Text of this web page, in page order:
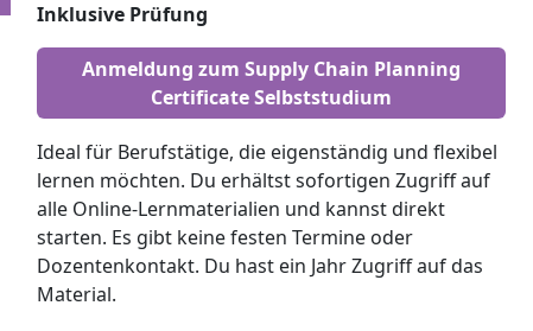
Inklusive Prüfung
Anmeldung zum Supply Chain Planning
Certificate Selbststudium
Ideal für Berufstätige, die eigenständig und flexibel
lernen möchten. Du erhältst sofortigen Zugriff auf
alle Online-Lernmaterialien und kannst direkt
starten. Es gibt keine festen Termine oder
Dozentenkontakt. Du hast ein Jahr Zugriff auf das
Material.